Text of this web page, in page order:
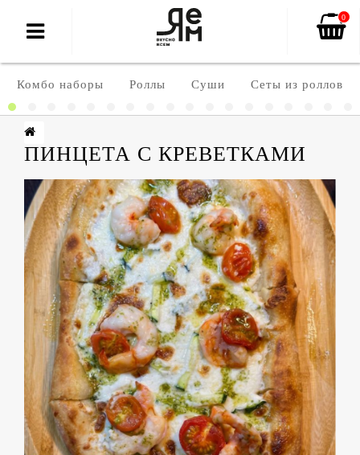
0
Комбо наборы Роллы Суши Сеты из роллов
ПИНЦЕТА С КРЕВЕТКАМИ